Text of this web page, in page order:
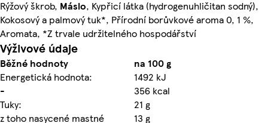
Rýžový škrob, Máslo, Kypřicí látka (hydrogenuhličitan sodný),
Kokosový a palmový tuk*, Přírodní borůvkové aroma 0, 1 %,
Aromata, *Z trvale udržitelného hospodářství
Výživové údaje
Běžné hodnoty
na 100 g
Energetická hodnota:
1492 kJ
-
356 kcal
Tuky:
21 g
z toho nasycené mastné
13 g